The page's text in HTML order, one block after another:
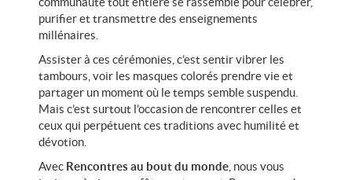
purifier et transmettre des enseignements
millénaires.
Assister à ces cérémonies, c’est sentir vibrer les
tambours, voir les masques colorés prendre vie et
partager un moment où le temps semble suspendu.
Mais c’est surtout l’occasion de rencontrer celles et
ceux qui perpétuent ces traditions avec humilité et
dévotion.
Avec Rencontres au bout du monde, nous vous